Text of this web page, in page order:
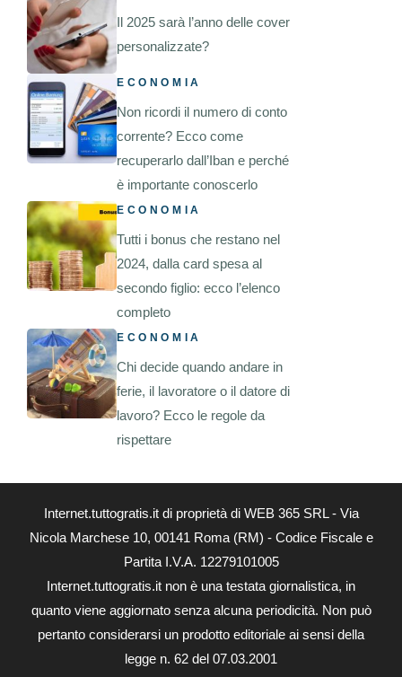
Il 2025 sarà l’anno delle cover
personalizzate?
ECONOMIA
Non ricordi il numero di conto
corrente? Ecco come
recuperarlo dall’Iban e perché
è importante conoscerlo
ECONOMIA
Tutti i bonus che restano nel
2024, dalla card spesa al
secondo figlio: ecco l’elenco
completo
ECONOMIA
Chi decide quando andare in
ferie, il lavoratore o il datore di
lavoro? Ecco le regole da
rispettare
Internet.tuttogratis.it di proprietà di WEB 365 SRL - Via
Nicola Marchese 10, 00141 Roma (RM) - Codice Fiscale e
Partita I.V.A. 12279101005
Internet.tuttogratis.it non è una testata giornalistica, in
quanto viene aggiornato senza alcuna periodicità. Non può
pertanto considerarsi un prodotto editoriale ai sensi della
legge n. 62 del 07.03.2001